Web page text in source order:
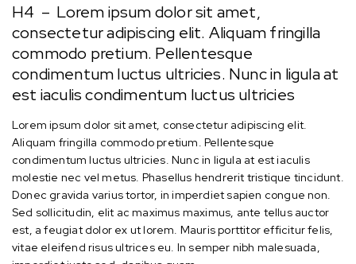
H4 – Lorem ipsum dolor sit amet,
consectetur adipiscing elit. Aliquam fringilla
commodo pretium. Pellentesque
condimentum luctus ultricies. Nunc in ligula at
est iaculis condimentum luctus ultricies
Lorem ipsum dolor sit amet, consectetur adipiscing elit.
Aliquam fringilla commodo pretium. Pellentesque
condimentum luctus ultricies. Nunc in ligula at est iaculis
molestie nec vel metus. Phasellus hendrerit tristique tincidunt.
Donec gravida varius tortor, in imperdiet sapien congue non.
Sed sollicitudin, elit ac maximus maximus, ante tellus auctor
est, a feugiat dolor ex ut lorem. Mauris porttitor efficitur felis,
vitae eleifend risus ultrices eu. In semper nibh malesuada,